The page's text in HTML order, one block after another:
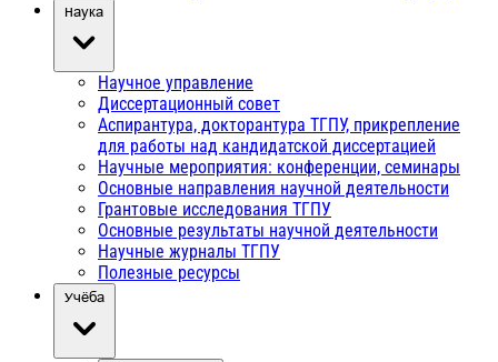
Наука
Научное управление
Диссертационный совет
Аспирантура, докторантура ТГПУ, прикрепление
для работы над кандидатской диссертацией
Научные мероприятия: конференции, семинары
Основные направления научной деятельности
Грантовые исследования ТГПУ
Основные результаты научной деятельности
Научные журналы ТГПУ
Полезные ресурсы
Учёба